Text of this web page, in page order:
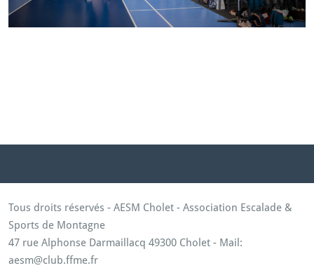
Tous droits réservés - AESM Cholet - Association Escalade &
Sports de Montagne
47 rue Alphonse Darmaillacq 49300 Cholet - Mail:
aesm@club.ffme.fr